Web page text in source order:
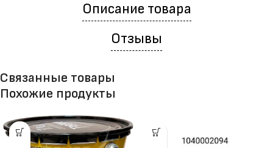
Описание товара
Отзывы
Связанные товары
Похожие продукты